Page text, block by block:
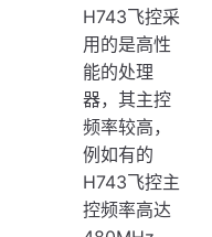
H743飞控采
用的是高性
能的处理
器，其主控
频率较高，
例如有的
H743飞控主
控频率高达